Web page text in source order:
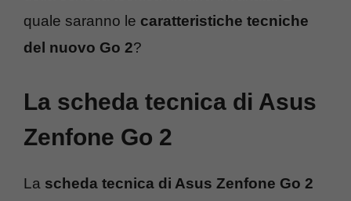
quale saranno le caratteristiche tecniche
del nuovo Go 2?
La scheda tecnica di Asus
Zenfone Go 2
La scheda tecnica di Asus Zenfone Go 2